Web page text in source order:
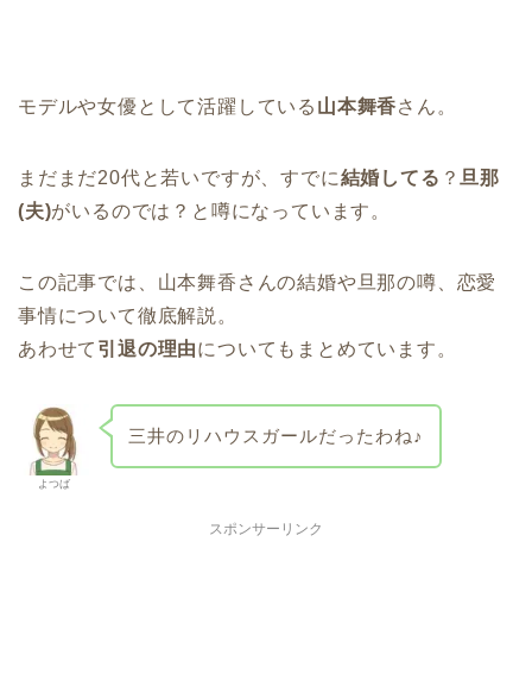
モデルや女優として活躍している 山本舞香さん。
まだまだ20代と若いですが、すでに結婚してる ？旦那
(夫)がいるのでは？と噂になっています。
この記事では、山本舞香さんの結婚や旦那の噂、恋愛
事情について徹底解説。
あわせて 引退の理由についてもまとめています。
よつば
三井のリハウスガールだったわね♪
スポンサーリンク